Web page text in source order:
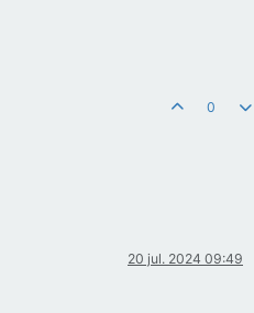
0
20 jul. 2024 09:49